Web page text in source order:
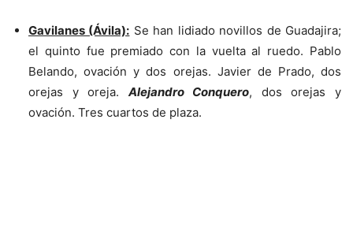
Gavilanes (Ávila): Se han lidiado novillos de Guadajira;
el quinto fue premiado con la vuelta al ruedo. Pablo
Belando, ovación y dos orejas. Javier de Prado, dos
orejas y oreja. Alejandro Conquero, dos orejas y
ovación. Tres cuartos de plaza.